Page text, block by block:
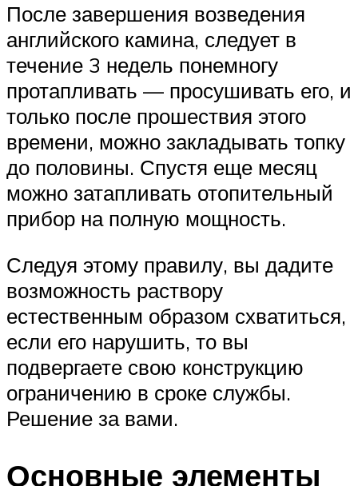
После завершения возведения
английского камина, следует в
течение 3 недель понемногу
протапливать — просушивать его, и
только после прошествия этого
времени, можно закладывать топку
до половины. Спустя еще месяц
можно затапливать отопительный
прибор на полную мощность.
Следуя этому правилу, вы дадите
возможность раствору
естественным образом схватиться,
если его нарушить, то вы
подвергаете свою конструкцию
ограничению в сроке службы.
Решение за вами.
Основные элементы